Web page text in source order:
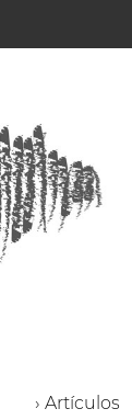
› Artículos